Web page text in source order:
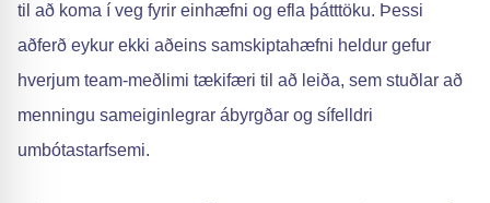
til að koma í veg fyrir einhæfni og efla þátttöku. Þessi
aðferð eykur ekki aðeins samskiptahæfni heldur gefur
hverjum team-meðlimi tækifæri til að leiða, sem stuðlar að
menningu sameiginlegrar ábyrgðar og sífelldri
umbótastarfsemi.